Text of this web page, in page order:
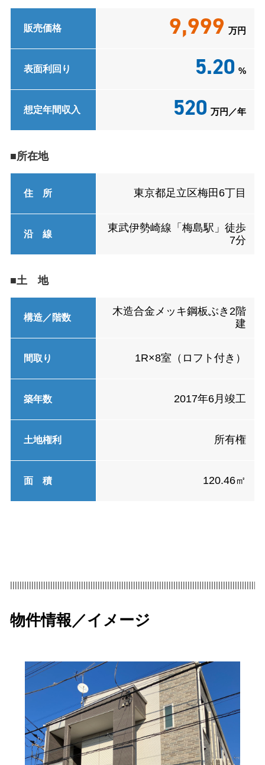
販売価格 9,999 万円
表面利回り 5.20 %
想定年間収入 520 万円／年
■所在地
住 所 東京都足立区梅田6丁目
沿 線
東武伊勢崎線「梅島駅」徒歩
7分
■土 地
構造／階数
木造合金メッキ鋼板ぶき2階
建
間取り 1R×8室（ロフト付き）
築年数 2017年6月竣工
土地権利 所有権
面 積 120.46㎡
物件情報／イメージ